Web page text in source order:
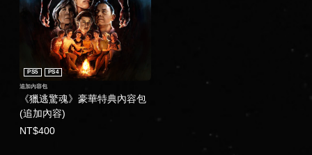
《獵逃驚魂》豪華特典內容包
(追加內容)
PS5 PS4
追加內容包
NT$400